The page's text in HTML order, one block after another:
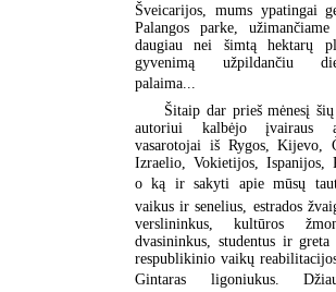
Šveicarijos, mums ypatingai
Palangos parke,
daugiau nei šimtą hektarų
gyvenimą užpildančiu
palaima...
Šitaip dar prieš mėnesį
autoriui kalbėjo įvairaus
vasarotojai iš Rygos, Kijevo,
Izraelio, Vokietijos, Ispanijos,
o ką ir sakyti apie mūsų
vaikus ir senelius, estrados
verslininkus, kultūros
dvasininkus, studentus ir greta
respublikinio vaikų
Gintaras ligoniukus.